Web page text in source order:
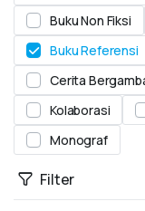
Buku Non Fiksi
Buku Referensi
Cerita
Kolaborasi
Monograf
Filter